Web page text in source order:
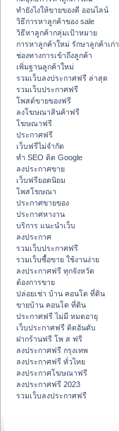
ทํายังไงให้ขายของดี ออนไลน์
วิธีการหาลูกค้าของ sale
วิธีหาลูกค้ากลุ่มเป้าหมาย
การหาลูกค้าใหม่ รักษาลูกค้าเก่า
ช่องทางการเข้าถึงลูกค้า
เพิ่มฐานลูกค้าใหม่
รวมเว็บลงประกาศฟรี ล่าสุด
รวมเว็บประกาศฟรี
โพสต์ขายของฟรี
ลงโฆษณาสินค้าฟรี
โฆษณาฟรี
ประกาศฟรี
เว็บฟรีไม่จำกัด
ทำ SEO ติด Google
ลงประกาศขาย
เว็บฟรียอดนิยม
โพสโฆษณา
ประกาศขายของ
ประกาศหางาน
บริการ แนะนำเว็บ
ลงประกาศ
รวมเว็บประกาศฟรี
รวมเว็บซื้อขาย ใช้งานง่าย
ลงประกาศฟรี ทุกจังหวัด
ต้องการขาย
ปล่อยเช่า บ้าน คอนโด ที่ดิน
ขายบ้าน คอนโด ที่ดิน
ประกาศฟรี ไม่มี หมดอายุ
เว็บประกาศฟรี ติดอันดับ
ฝากร้านฟรี โพ ส ฟรี
ลงประกาศฟรี กรุงเทพ
ลงประกาศฟรี ทั่วไทย
ลงประกาศโฆษณาฟรี
ลงประกาศฟรี 2023
รวมเว็บลงประกาศฟรี